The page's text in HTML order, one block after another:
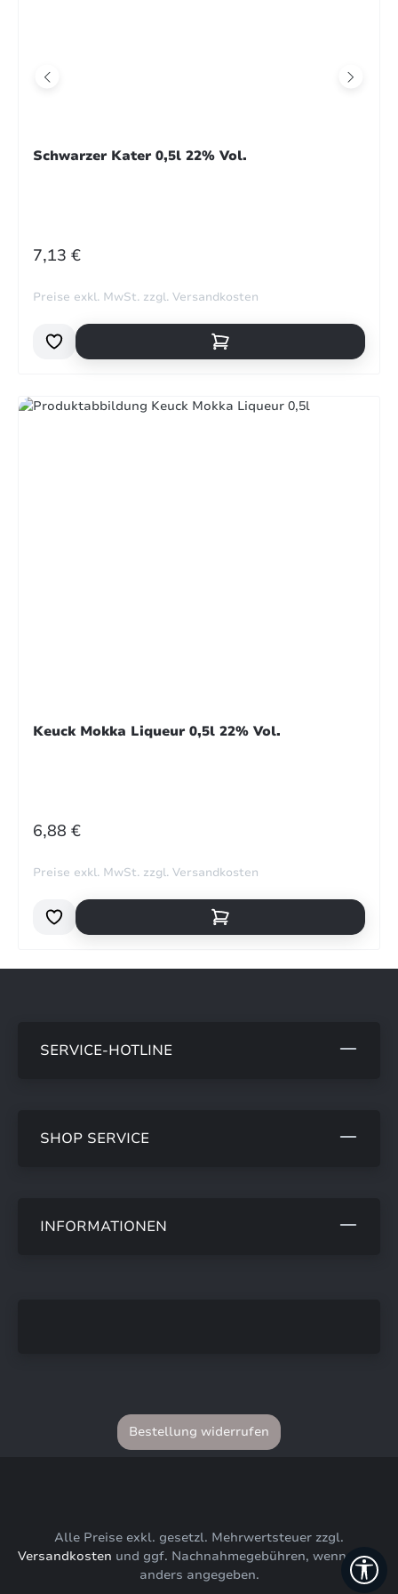
Schwarzer Kater 0,5l 22% Vol.
REGULÄRER PREIS:
7,13 €
Preise exkl. MwSt. zzgl. Versandkosten
Keuck Mokka Liqueur 0,5l 22% Vol.
REGULÄRER PREIS:
6,88 €
Preise exkl. MwSt. zzgl. Versandkosten
SERVICE-HOTLINE
SHOP SERVICE
INFORMATIONEN
Bestellung widerrufen
Alle Preise exkl. gesetzl. Mehrwertsteuer zzgl.
Versandkosten und ggf. Nachnahmegebühren, wenn nicht
anders angegeben.